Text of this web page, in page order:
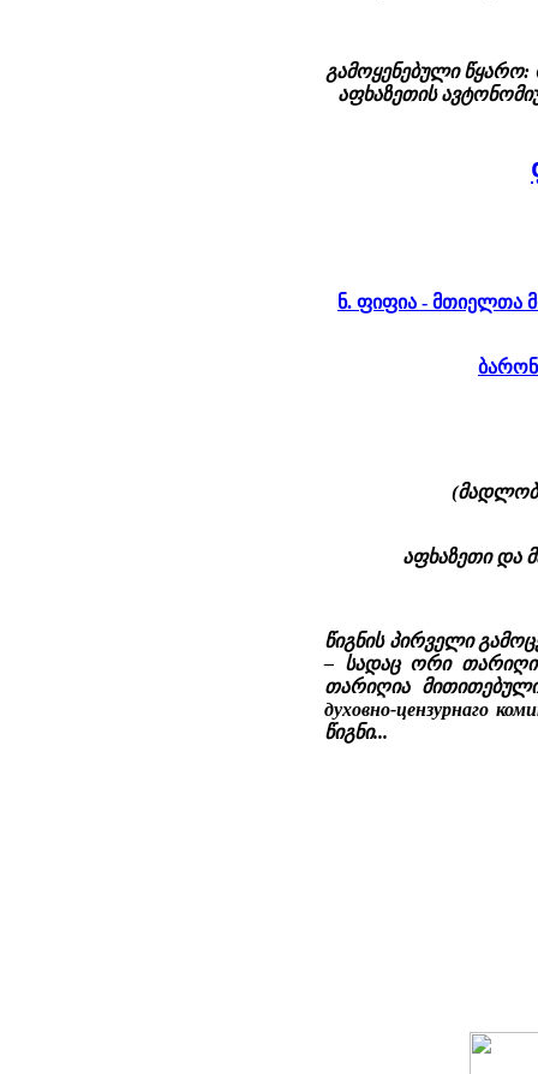
გამოყენებული წყარო:
აფხაზეთის
ნ. ფიფია - მთიელთა
აფხაზეთი და
წიგნის პირველი
– სადაც ორი
თარიღია
духовно-цензурнаго
წიგნი...